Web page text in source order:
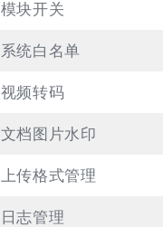
模块开关
系统白名单
视频转码
文档图片水印
上传格式管理
日志管理